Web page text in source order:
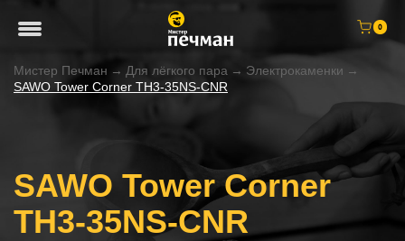
0
Мистер Печман → Для лёгкого пара → Электрокаменки →
SAWO Tower Corner TH3-35NS-CNR
SAWO Tower Corner
TH3-35NS-CNR